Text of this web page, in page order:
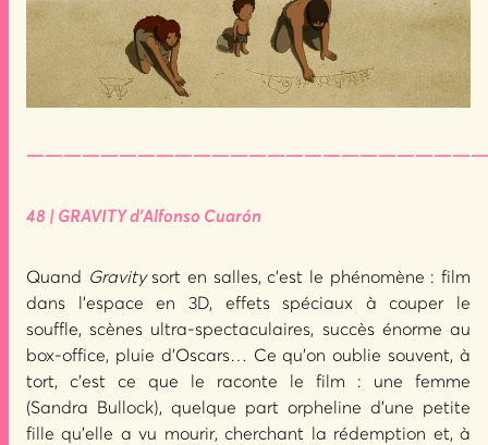
48 | GRAVITY d’Alfonso Cuarón
Quand Gravitysort en salles, c’est le phénomène : film
dans l’espace en 3D, effets spéciaux à couper le
souffle, scènes ultra-spectaculaires, succès énorme au
box-office, pluie d’Oscars… Ce qu’on oublie souvent, à
tort, c’est ce que le raconte le film : une femme
(Sandra Bullock), quelque part orpheline d’une petite
fille qu’elle a vu mourir, cherchant la rédemption et, à